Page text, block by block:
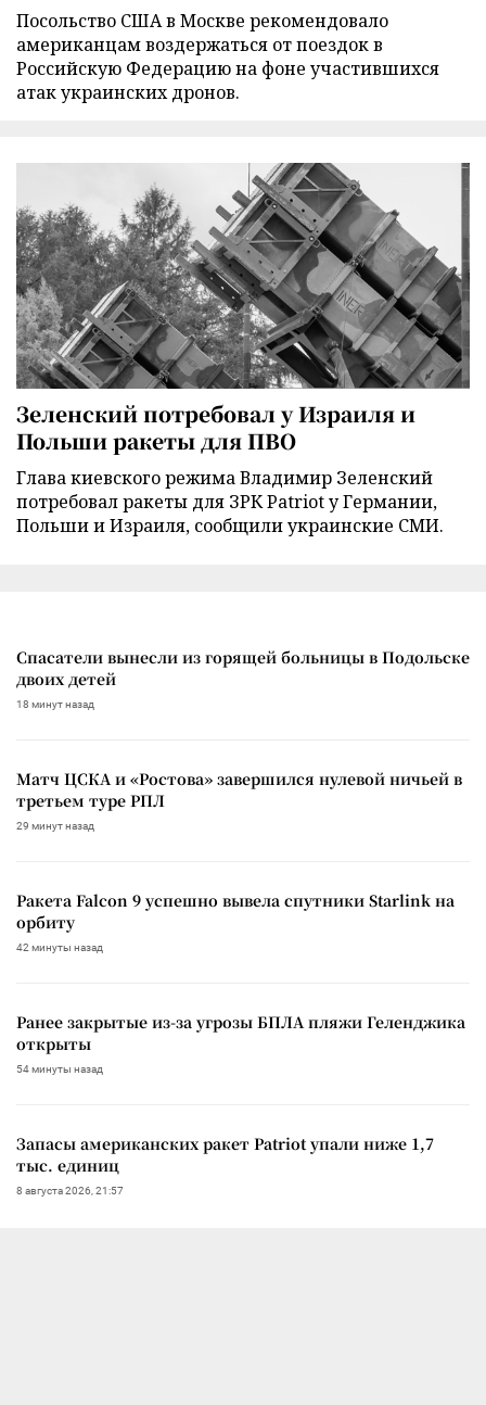
Посольство США в Москве рекомендовало
американцам воздержаться от поездок в
Российскую Федерацию на фоне участившихся
атак украинских дронов.
Зеленский потребовал у Израиля и
Польши ракеты для ПВО
Глава киевского режима Владимир Зеленский
потребовал ракеты для ЗРК Patriot у Германии,
Польши и Израиля, сообщили украинские СМИ.
Спасатели вынесли из горящей больницы в Подольске
двоих детей
18 минут назад
Матч ЦСКА и «Ростова» завершился нулевой ничьей в
третьем туре РПЛ
29 минут назад
Ракета Falcon 9 успешно вывела спутники Starlink на
орбиту
42 минуты назад
Ранее закрытые из-за угрозы БПЛА пляжи Геленджика
открыты
54 минуты назад
Запасы американских ракет Patriot упали ниже 1,7
тыс. единиц
8 августа 2026, 21:57